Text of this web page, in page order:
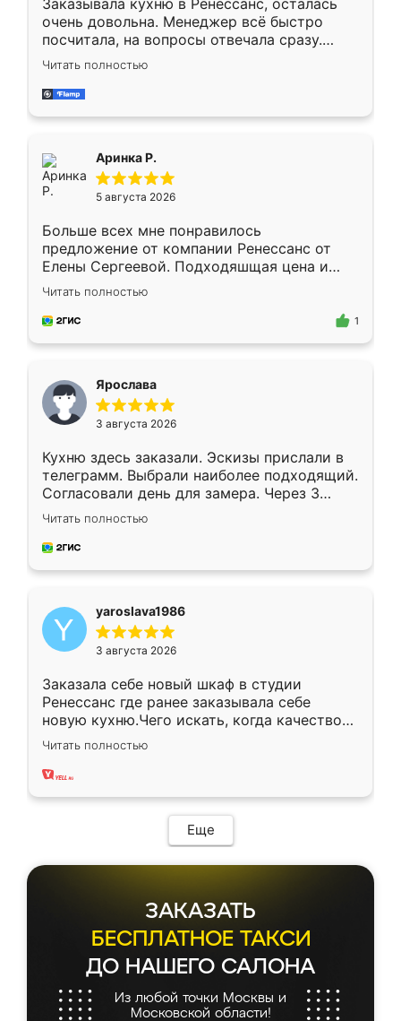
Заказывала кухню в Ренессанс, осталась
очень довольна. Менеджер всё быстро
посчитала, на вопросы отвечала сразу.
Замерщик приехал в субботу, подошёл к
делу со всей ответственностью. Собрали
за день, ребята работали аккуратно, даже
Читать полностью
Аринка Р.
5 августа 2026
Больше всех мне понравилось
предложение от компании Ренессанс от
Елены Сергеевой. Подходяшщая цена и
короткие сроки изготовления. Приехавший
для замера сотрудник Владислав
предложил по моему эскизу самый
Читать полностью
1
Ярослава
3 августа 2026
Кухню здесь заказали. Эскизы прислали в
телеграмм. Выбрали наиболее подходящий.
Согласовали день для замера. Через 3
недели кухня была уже готова. Остались
довольны работой. Спасибо Ренессанс
мебель за качественную работу!
Читать полностью
yaroslava1986
3 августа 2026
Заказала себе новый шкаф в студии
Ренессанс где ранее заказывала себе
новую кухню.Чего искать, когда качеством
вполне довольна. Служит кухня уже почти
два года, нареканий нет.
Читать полностью
Еще
ЗАКАЗАТЬ
БЕСПЛАТНОЕ ТАКСИ
ДО НАШЕГО САЛОНА
Из любой точки Москвы и
Московской области!